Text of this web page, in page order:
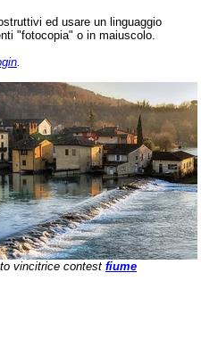
ed usare un linguaggio
"fotocopia" o in maiuscolo.
vincitrice contest fiume